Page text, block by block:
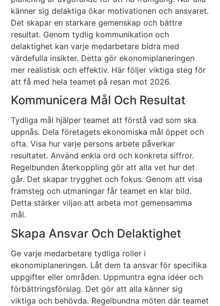
känner sig delaktiga ökar motivationen och ansvaret.
Det skapar en starkare gemenskap och bättre
resultat. Genom tydlig kommunikation och
delaktighet kan varje medarbetare bidra med
värdefulla insikter. Detta gör ekonomiplaneringen
mer realistisk och effektiv. Här följer viktiga steg för
att få med hela teamet på resan mot 2026.
Kommunicera Mål Och Resultat
Tydliga mål hjälper teamet att förstå vad som ska
uppnås. Dela företagets ekonomiska mål öppet och
ofta. Visa hur varje persons arbete påverkar
resultatet. Använd enkla ord och konkreta siffror.
Regelbunden återkoppling gör att alla vet hur det
går. Det skapar trygghet och fokus. Genom att visa
framsteg och utmaningar får teamet en klar bild.
Detta stärker viljan att arbeta mot gemensamma
mål.
Skapa Ansvar Och Delaktighet
Ge varje medarbetare tydliga roller i
ekonomiplaneringen. Låt dem ta ansvar för specifika
uppgifter eller områden. Uppmuntra egna idéer och
förbättringsförslag. Det gör att alla känner sig
viktiga och behövda. Regelbundna möten där teamet